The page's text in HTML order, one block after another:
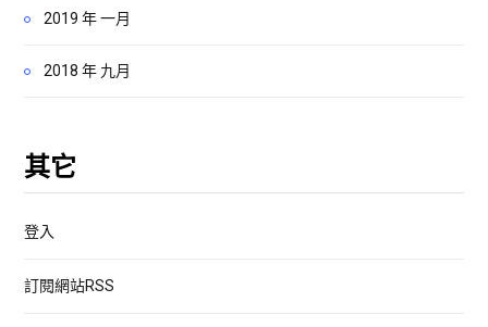
2019 年 一月
2018 年 九月
其它
登入
訂閱網站RSS